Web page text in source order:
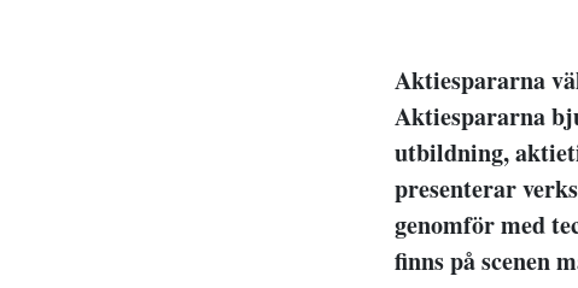
Aktiespararna
Aktiespararna
utbildning,
presenterar
genomför med
finns på scenen